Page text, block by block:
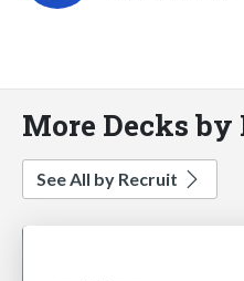
More Decks by
See All by Recruit